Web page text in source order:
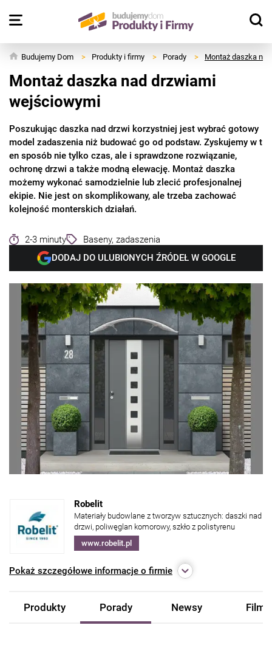
Budujemy Dom > Produkty i firmy > Porady > Montaż daszka
Montaż daszka nad drzwiami
wejściowymi
Poszukując daszka nad drzwi korzystniej jest wybrać gotowy
model zadaszenia niż budować go od podstaw. Zyskujemy w t
en sposób nie tylko czas, ale i sprawdzone rozwiązanie,
ochronę drzwi a także modną elewację. Montaż daszka
możemy wykonać samodzielnie lub zlecić profesjonalnej
ekipie. Nie jest on skomplikowany, ale trzeba zachować
kolejność monterskich działań.
2-3 minuty
Baseny, zadaszenia
DODAJ DO ULUBIONYCH ŹRÓDEŁ W GOOGLE
Robelit
Materiały budowlane z tworzyw sztucznych: daszki nad
drzwi, poliwęglan komorowy, szkło z polistyrenu
www.robelit.pl
Pokaż szczegółowe informacje o firmie
Produkty Porady Newsy Filmy